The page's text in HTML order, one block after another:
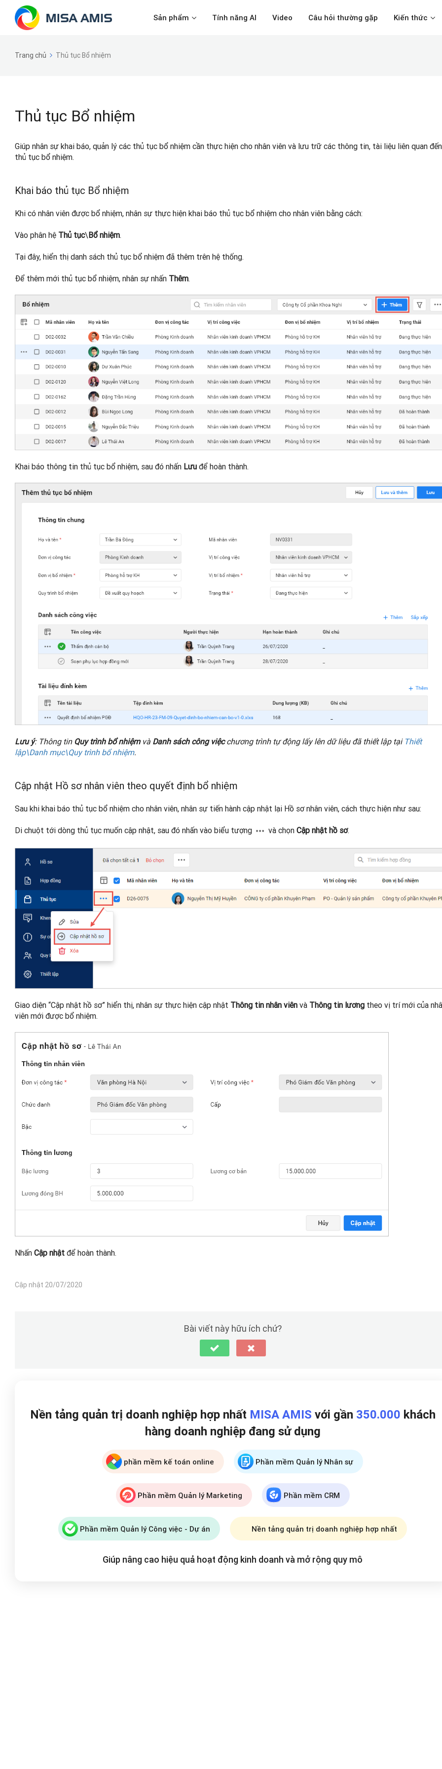
Sản phẩm Tính năng AI Video Câu hỏi thường gặp Kiến thức
Trang chủ Thủ tục Bổ nhiệm
Thủ tục Bổ nhiệm
Giúp nhân sự khai báo, quản lý các thủ tục bổ nhiệm cần thực hiện cho nhân viên và lưu trữ các thông tin, tài liệu liên quan đến
thủ tục bổ nhiệm.
Khai báo thủ tục Bổ nhiệm
Khi có nhân viên được bổ nhiệm, nhân sự thực hiện khai báo thủ tục bổ nhiệm cho nhân viên bằng cách:
Vào phân hệ Thủ tục\Bổ nhiệm.
Tại đây, hiển thị danh sách thủ tục bổ nhiệm đã thêm trên hệ thống.
Để thêm mới thủ tục bổ nhiệm, nhân sự nhấn Thêm.
Khai báo thông tin thủ tục bổ nhiệm, sau đó nhấn Lưu để hoàn thành.
Lưu ý: Thông tin Quy trình bổ nhiệmvà Danh sách công việcchương trình tự động lấy lên dữ liệu đã thiết lập tại Thiết
lập\Danh mục\Quy trình bổ nhiệm.
Cập nhật Hồ sơ nhân viên theo quyết định bổ nhiệm
Sau khi khai báo thủ tục bổ nhiệm cho nhân viên, nhân sự tiến hành cập nhật lại Hồ sơ nhân viên, cách thực hiện như sau:
Di chuột tới dòng thủ tục muốn cập nhật, sau đó nhấn vào biểu tượng và chọn Cập nhật hồ sơ.
Giao diện “Cập nhật hồ sơ” hiển thị, nhân sự thực hiện cập nhật Thông tin nhân viên và Thông tin lương theo vị trí mới của
viên mới được bổ nhiệm.
Nhấn Cập nhật để hoàn thành.
Cập nhật 20/07/2020
Bài viết này hữu ích chứ?
Nền tảng quản trị doanh nghiệp hợp nhất MISA AMIS với gần 350.000 khách
hàng doanh nghiệp đang sử dụng
phần mềm kế toán online Phần mềm Quản lý Nhân sự
Phần mềm Quản lý Marketing Phần mềm CRM
Phần mềm Quản lý Công việc - Dự án Nền tảng quản trị doanh nghiệp hợp nhất
Giúp nâng cao hiệu quả hoạt động kinh doanh và mở rộng quy mô